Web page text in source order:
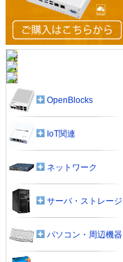
OpenBlocks
IoT関連
ネットワーク
サーバ・ストレージ
パソコン・周辺機器